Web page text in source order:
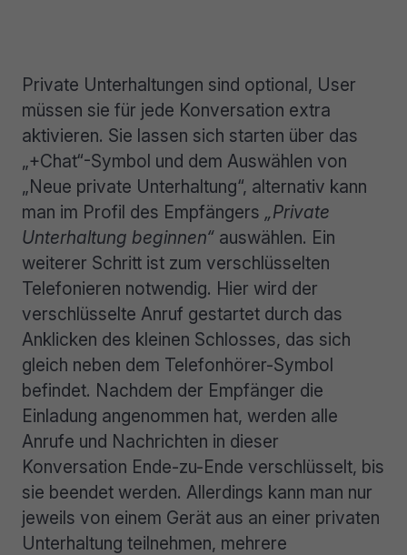
Private Unterhaltungen sind optional, User
müssen sie für jede Konversation extra
aktivieren. Sie lassen sich starten über das
„+Chat“-Symbol und dem Auswählen von
„Neue private Unterhaltung“, alternativ kann
man im Profil des Empfängers „Private
Unterhaltung beginnen“ auswählen. Ein
weiterer Schritt ist zum verschlüsselten
Telefonieren notwendig. Hier wird der
verschlüsselte Anruf gestartet durch das
Anklicken des kleinen Schlosses, das sich
gleich neben dem Telefonhörer-Symbol
befindet. Nachdem der Empfänger die
Einladung angenommen hat, werden alle
Anrufe und Nachrichten in dieser
Konversation Ende-zu-Ende verschlüsselt, bis
sie beendet werden. Allerdings kann man nur
jeweils von einem Gerät aus an einer privaten
Unterhaltung teilnehmen, mehrere